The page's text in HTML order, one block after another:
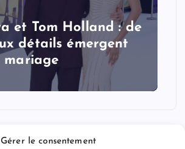
Gérer le consentement
et Tom Holland : de
détails émergent
mariage